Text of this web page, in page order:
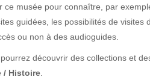
ce musée pour connaître, par
guidées, les possibilités de visites
ou non à des audioguides.
découvrir des collections et
/ Histoire